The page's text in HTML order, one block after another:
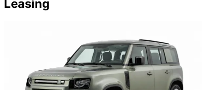
Leasing